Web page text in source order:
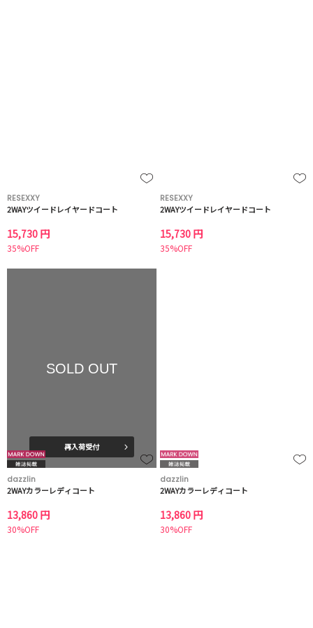
RESEXXY
2WAYツイードレイヤードコート
15,730 円
35%OFF
RESEXXY
2WAYツイードレイヤードコート
15,730 円
35%OFF
SOLD OUT
再入荷受付
dazzlin
2WAYカラーレディコート
13,860 円
30%OFF
dazzlin
2WAYカラーレディコート
13,860 円
30%OFF